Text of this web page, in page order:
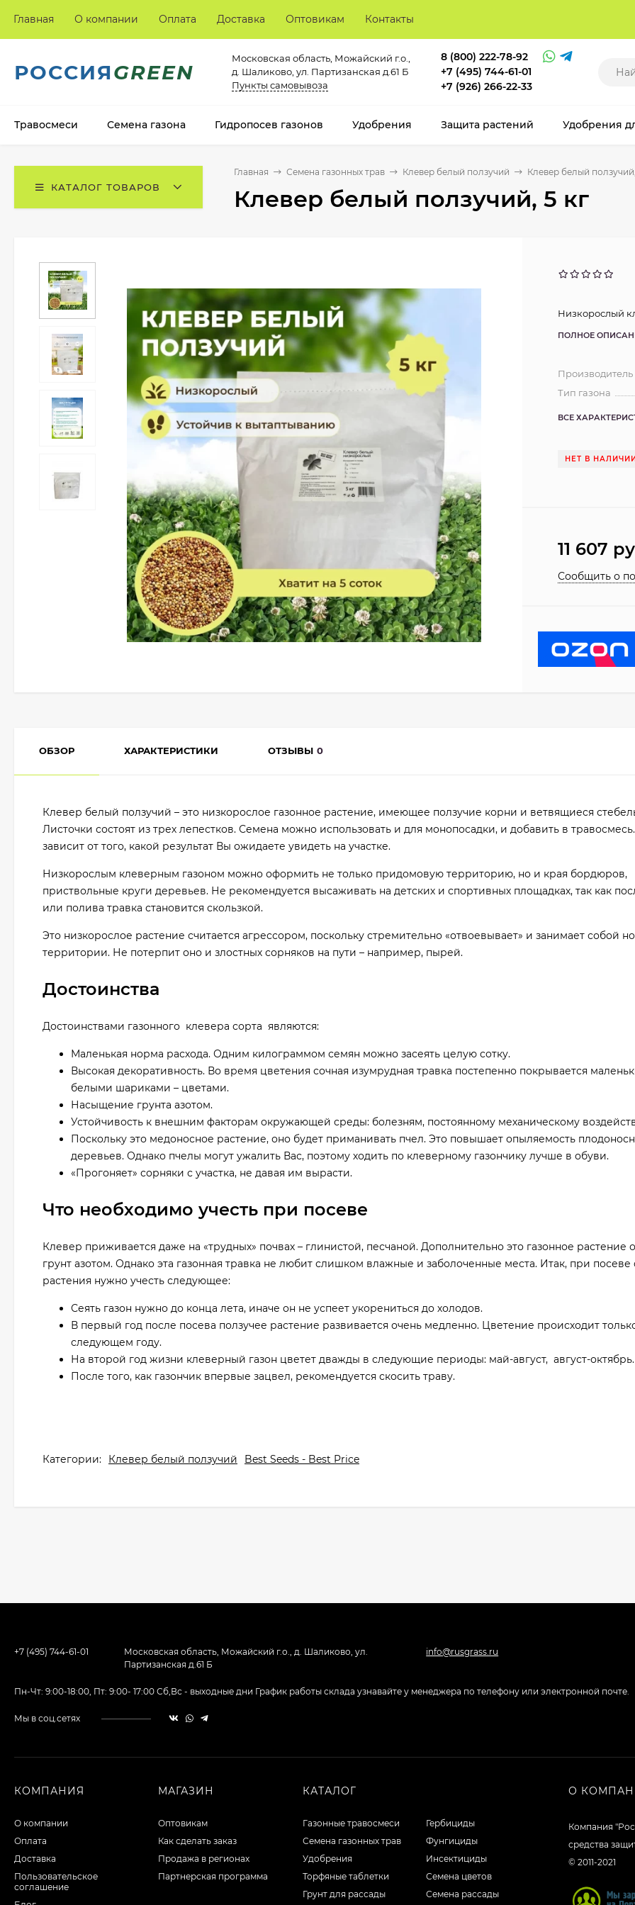
Главная О компании Оплата Доставка Оптовикам Контакты
РОССИЯGREEN
Московская область, Можайский г.о.,
д. Шаликово, ул. Партизанская д.61 Б
Пункты самовывоза
8 (800) 222-78-92
+7 (495) 744-61-01
+7 (926) 266-22-33
Травосмеси Семена газона Гидропосев газонов Удобрения Защита растений Удобрения
КАТАЛОГ ТОВАРОВ
Главная Семена газонных трав Клевер белый ползучий Клевер белый ползучий,
Клевер белый ползучий, 5 кг
Низкорослый
ПОЛНОЕ
Тип газона
ВСЕ
НЕТ В
11 607
Сообщить о
ОБЗОР ХАРАКТЕРИСТИКИ ОТЗЫВЫ 0
Клевер белый ползучий – это низкорослое газонное растение, имеющее ползучие корни и ветвящиеся
Листочки состоят из трех лепестков. Семена можно использовать и для монопосадки, и добавить в
зависит от того, какой результат Вы ожидаете увидеть на участке.
Низкорослым клеверным газоном можно оформить не только придомовую территорию, но и края бордюров,
приствольные круги деревьев. Не рекомендуется высаживать на детских и спортивных площадках, так как
или полива травка становится скользкой.
Это низкорослое растение считается агрессором, поскольку стремительно «отвоевывает» и занимает собой
территории. Не потерпит оно и злостных сорняков на пути – например, пырей.
Достоинства
Достоинствами газонного клевера сорта являются:
Маленькая норма расхода. Одним килограммом семян можно засеять целую сотку.
Высокая декоративность. Во время цветения сочная изумрудная травка постепенно покрывается
белыми шариками – цветами.
Насыщение грунта азотом.
Устойчивость к внешним факторам окружающей среды: болезням, постоянному механическому
Поскольку это медоносное растение, оно будет приманивать пчел. Это повышает опыляемость
деревьев. Однако пчелы могут ужалить Вас, поэтому ходить по клеверному газончику лучше в обуви.
«Прогоняет» сорняки с участка, не давая им вырасти.
Что необходимо учесть при посеве
Клевер приживается даже на «трудных» почвах – глинистой, песчаной. Дополнительно это газонное растение
грунт азотом. Однако эта газонная травка не любит слишком влажные и заболоченные места. Итак, при посеве
растения нужно учесть следующее:
Сеять газон нужно до конца лета, иначе он не успеет укорениться до холодов.
В первый год после посева ползучее растение развивается очень медленно. Цветение происходит
следующем году.
На второй год жизни клеверный газон цветет дважды в следующие периоды: май-август, август-октябрь.
После того, как газончик впервые зацвел, рекомендуется скосить траву.
Категории: Клевер белый ползучий Best Seeds - Best Price
+7 (495) 744-61-01
Московская область, Можайский г.о., д. Шаликово, ул.
Партизанская д.61 Б
info@rusgrass.ru
Пн-Чт: 9:00-18:00, Пт: 9:00- 17:00 Сб,Вс - выходные дни График работы склада узнавайте у менеджера по телефону или электронной почте.
Мы в соц.сетях
КОМПАНИЯ
О компании
Оплата
Доставка
Пользовательское
соглашение
МАГАЗИН
Оптовикам
Как сделать заказ
Продажа в регионах
Партнерская программа
КАТАЛОГ
Газонные травосмеси
Семена газонных трав
Удобрения
Торфяные таблетки
Грунт для рассады
Гербициды
Фунгициды
Инсектициды
Семена цветов
Семена рассады
О
Компания
средства
© 2011-2021